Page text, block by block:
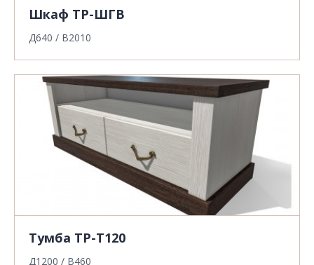
Шкаф ТР-ШГВ
Д640 / В2010
Тумба ТР-Т120
Д1200 / В460